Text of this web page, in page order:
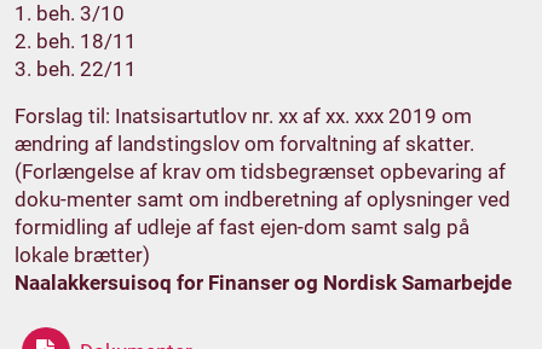
1. beh. 3/10
2. beh. 18/11
3. beh. 22/11
Forslag til: Inatsisartutlov nr. xx af xx. xxx 2019 om
ændring af landstingslov om forvaltning af skatter.
(Forlængelse af krav om tidsbegrænset opbevaring af
doku-menter samt om indberetning af oplysninger ved
formidling af udleje af fast ejen-dom samt salg på
lokale brætter)
Naalakkersuisoq for Finanser og Nordisk Samarbejde